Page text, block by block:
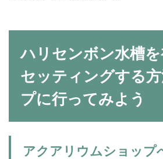
ハリセンボン水槽
セッティングする
プに行ってみよう
アクアリウムショップ